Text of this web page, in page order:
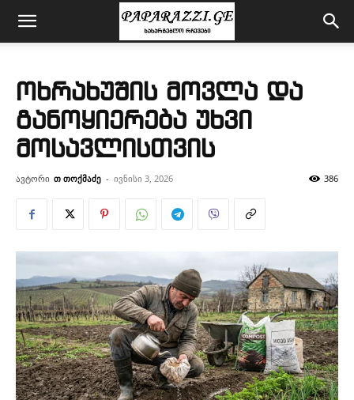
ოხრახუშის მოვლა და
განოყიერება უხვი
მოსავლისთვის
ავტორი თ თოქმაძე - ივნისი 3, 2026 386